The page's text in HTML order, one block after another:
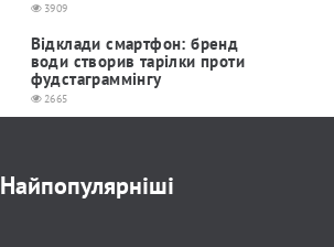
3909
Відклади смартфон: бренд
води створив тарілки проти
фудстаграммінгу
2665
Найпопулярніші